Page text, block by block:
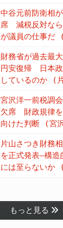
中谷元前防衛相
席 減税反対な
が議員の仕事だ
財務省が過去最
円安復帰 日本
しているのか (
宮沢洋一前税調
欠席 財政規律
向けた判断 (宮
片山さつき財務
を正式発表―構
には至らないか
もっと見る